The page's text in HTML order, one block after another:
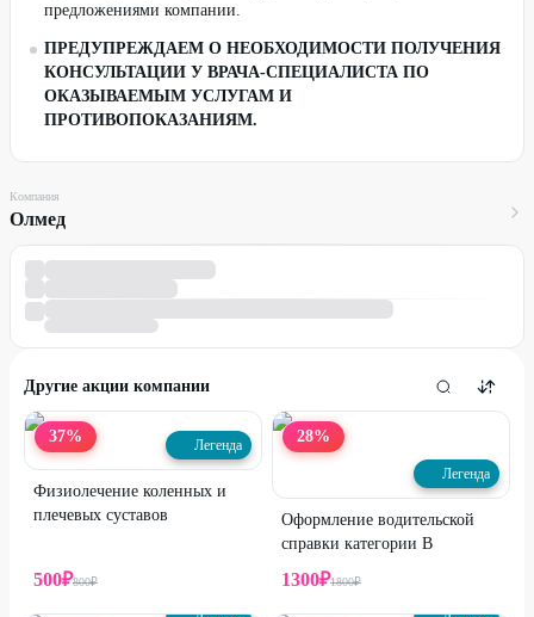
предложениями компании.
ПРЕДУПРЕЖДАЕМ О НЕОБХОДИМОСТИ ПОЛУЧЕНИЯ
КОНСУЛЬТАЦИИ У ВРАЧА-СПЕЦИАЛИСТА ПО
ОКАЗЫВАЕМЫМ УСЛУГАМ И
ПРОТИВОПОКАЗАНИЯМ.
Компания
Олмед
Другие акции компании
37% Легенда
Физиолечение коленных и
плечевых суставов
500₽800₽
28%
Легенда
Оформление водительской
справки категории В
1300₽1800₽